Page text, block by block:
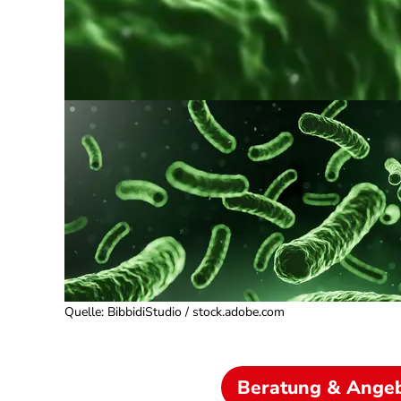
Quelle: BibbidiStudio / stock.adobe.com
Beratung &